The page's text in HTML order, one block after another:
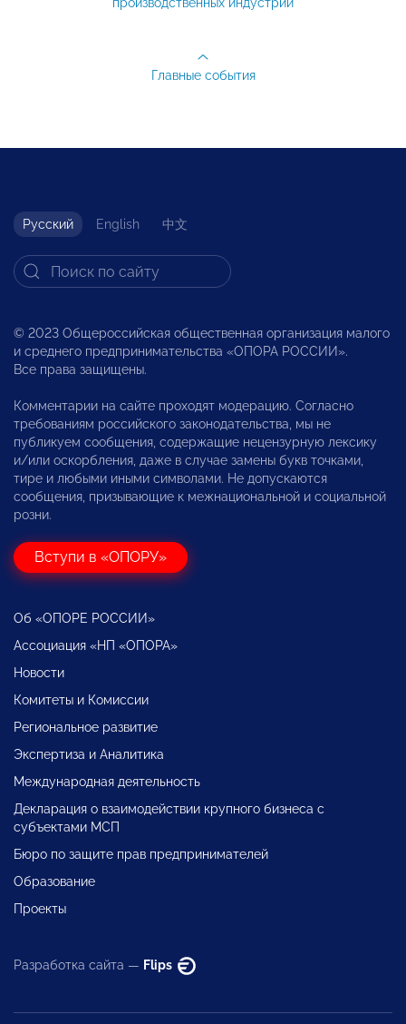
производственных индустрий
Главные события
Русский English 中文
© 2023 Общероссийская общественная организация малого
и среднего предпринимательства «ОПОРА РОССИИ».
Все права защищены.
Комментарии на сайте проходят модерацию. Согласно
требованиям российского законодательства, мы не
публикуем сообщения, содержащие нецензурную лексику
и/или оскорбления, даже в случае замены букв точками,
тире и любыми иными символами. Не допускаются
сообщения, призывающие к межнациональной и социальной
розни.
Вступи в «ОПОРУ»
Об «ОПОРЕ РОССИИ»
Ассоциация «НП «ОПОРА»
Новости
Комитеты и Комиссии
Региональное развитие
Экспертиза и Аналитика
Международная деятельность
Декларация о взаимодействии крупного бизнеса с
субъектами МСП
Бюро по защите прав предпринимателей
Образование
Проекты
Разработка сайта — Flips